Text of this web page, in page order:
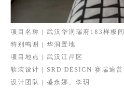
项目名称 | 武汉华润瑞府183样板间
特别鸣谢 | 华润置地
项目地点 | 武汉江岸区
软装设计 | SRD DESIGN 赛瑞迪普
设计团队 | 盛永娜、李玥